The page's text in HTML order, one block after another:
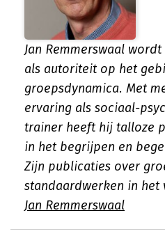
Jan Remmerswaal
als autoriteit op het
groepsdynamica. Met
ervaring als sociaal-
trainer heeft hij talloze
in het begrijpen en
Zijn publicaties over
standaardwerken in het
Jan Remmerswaal